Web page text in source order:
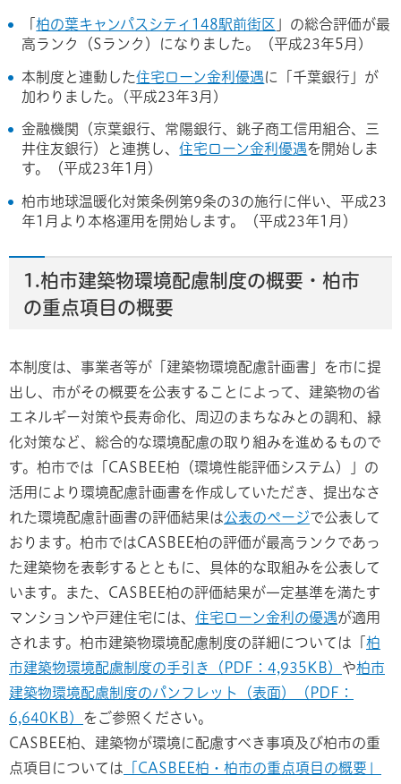
「柏の葉キャンパスシティ148駅前街区
」の総合評価が最
高ランク（Sランク）になりました。（平成23年5月)
本制度と連動した住宅ローン金利優遇に「千葉銀行」が
加わりました。(平成23年3月)
金融機関（京葉銀行、常陽銀行、銚子商工信用組合、三
井住友銀行）と連携し、住宅ローン金利優遇を開始しま
す。（平成23年1月）
柏市地球温暖化対策条例第9条の3の施行に伴い、平成23
年1月より本格運用を開始します。（平成23年1月）
1.柏市建築物環境配慮制度の概要・柏市
の重点項目の概要
本制度は、事業者等が「建築物環境配慮計画書」を市に提
出し、市がその概要を公表することによって、建築物の省
エネルギー対策や長寿命化、周辺のまちなみとの調和、緑
化対策など、総合的な環境配慮の取り組みを進めるもので
す。柏市では「CASBEE柏（環境性能評価システム）」の
活用により環境配慮計画書を作成していただき、提出なさ
れた環境配慮計画書の評価結果は公表のページで公表して
おります。柏市ではCASBEE柏の評価が最高ランクであっ
た建築物を表彰するとともに、具体的な取組みを公表して
います。また、CASBEE柏の評価結果が一定基準を満たす
マンションや戸建住宅には、 住宅ローン金利の優遇が適用
されます。柏市建築物環境配慮制度の詳細については「 柏
市建築物環境配慮制度の手引き（PDF：4,935KB） や柏市
建築物環境配慮制度のパンフレット（表面）（PDF：
6,640KB） をご参照ください。
CASBEE柏、建築物が環境に配慮すべき事項及び柏市の重
点項目については 「CASBEE柏・柏市の重点項目の概要」